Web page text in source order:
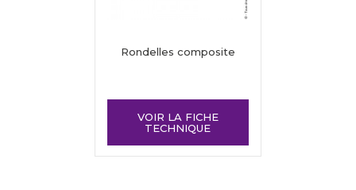
Rondelles composite
VOIR LA FICHE
TECHNIQUE